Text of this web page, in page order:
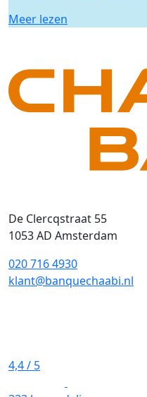
Meer lezen
De Clercqstraat 55
1053 AD Amsterdam
020 716 4930
klant@banquechaabi.nl
4,4/ 5